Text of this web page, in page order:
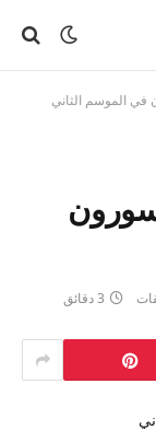
في الموسم الثاني
3 دقائق